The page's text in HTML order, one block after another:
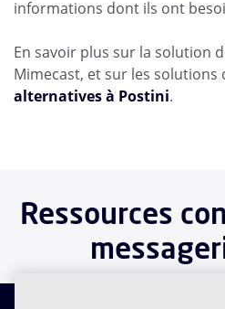
informations dont ils ont
En savoir plus sur la solution
Mimecast, et sur les solutions
alternatives à Postini.
Ressources